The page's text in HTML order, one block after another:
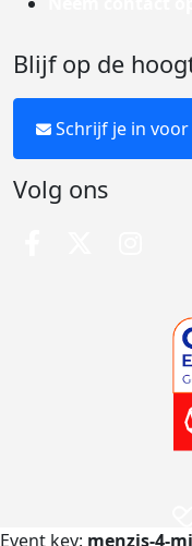
Blijf op de
Schrijf je in
Volg ons
Event key: menzis-4-